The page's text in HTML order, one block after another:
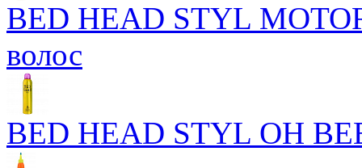
BED HEAD STYL
волос
BED HEAD STYL OH